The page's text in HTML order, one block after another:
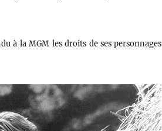
à la MGM les droits de ses personnages